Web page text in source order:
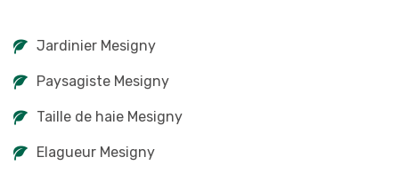
Jardinier Mesigny
Paysagiste Mesigny
Taille de haie Mesigny
Elagueur Mesigny